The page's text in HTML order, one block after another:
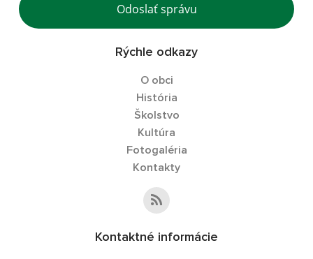
Odoslať správu
Rýchle odkazy
O obci
História
Školstvo
Kultúra
Fotogaléria
Kontakty
Kontaktné informácie